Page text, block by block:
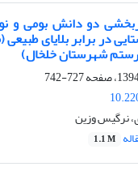
دو دانش بومی
در برابر بلایای طبیعی
شهرستان خلخال)
727-742
نرگیس وزین
1.1 M